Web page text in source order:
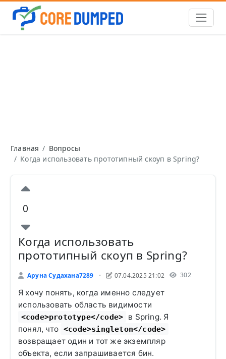
Главная
Вопросы
Когда использовать прототипный скоуп в Spring?
0
Когда использовать
прототипный скоуп в Spring?
Аруна Судахана7289 • 07.04.2025 21:02 302
Я хочу понять, когда именно следует
использовать область видимости
<code>prototype</code>
в Spring. Я
понял, что <code>singleton</code>
возвращает один и тот же экземпляр
объекта, если запрашивается бин.